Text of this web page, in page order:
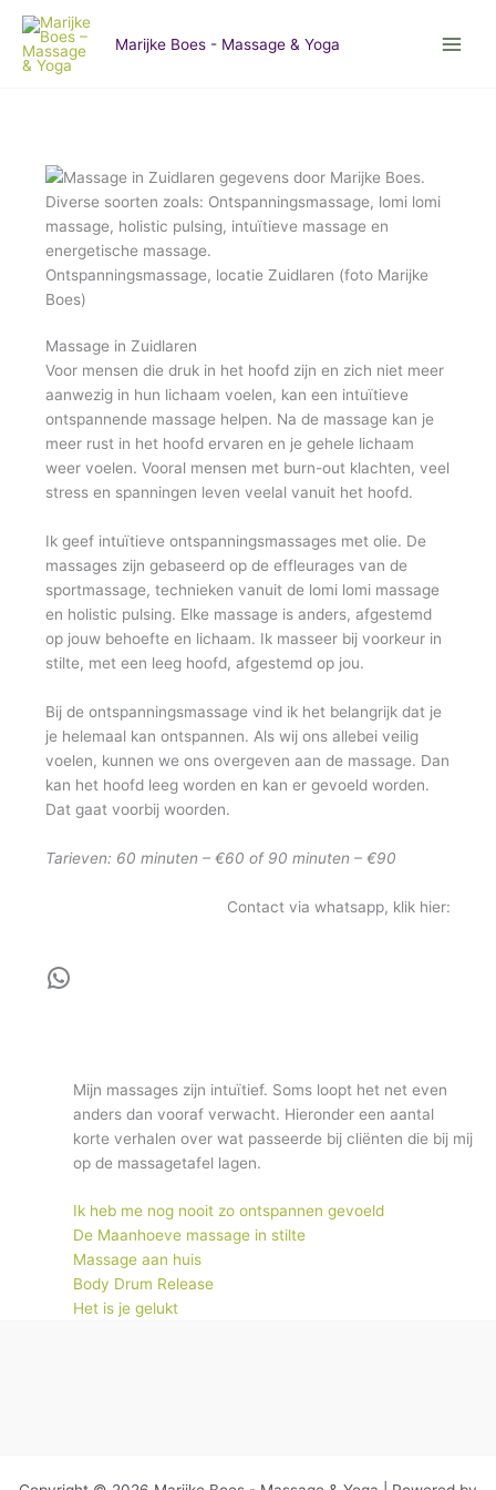
content
Marijke Boes - Massage & Yoga
Ontspanningsmassage, locatie Zuidlaren (foto Marijke
Boes)
Massage in Zuidlaren
Voor mensen die druk in het hoofd zijn en zich niet meer
aanwezig in hun lichaam voelen, kan een intuïtieve
ontspannende massage helpen. Na de massage kan je
meer rust in het hoofd ervaren en je gehele lichaam
weer voelen. Vooral mensen met burn-out klachten, veel
stress en spanningen leven veelal vanuit het hoofd.
Ik geef intuïtieve ontspanningsmassages met olie. De
massages zijn gebaseerd op de effleurages van de
sportmassage, technieken vanuit de lomi lomi massage
en holistic pulsing. Elke massage is anders, afgestemd
op jouw behoefte en lichaam. Ik masseer bij voorkeur in
stilte, met een leeg hoofd, afgestemd op jou.
Bij de ontspanningsmassage vind ik het belangrijk dat je
je helemaal kan ontspannen. Als wij ons allebei veilig
voelen, kunnen we ons overgeven aan de massage. Dan
kan het hoofd leeg worden en kan er gevoeld worden.
Dat gaat voorbij woorden.
Tarieven: 60 minuten – €60 of 90 minuten – €90
Contact via whatsapp, klik hier:
Massage
in
Massage
in
Massage
in
Massage
in
Mijn massages zijn intuïtief. Soms loopt het net even
anders dan vooraf verwacht. Hieronder een aantal
korte verhalen over wat passeerde bij cliënten die bij mij
op de massagetafel lagen.
Ik heb me nog nooit zo ontspannen gevoeld
De Maanhoeve massage in stilte
Massage aan huis
Body Drum Release
Het is je gelukt